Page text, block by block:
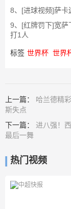
8、[进球视频]萨卡
9、[红牌罚下]宽萨
打1人
标签 世界杯 世界
上一篇： 哈兰德精
斯失点
下一篇： 进八强！
最后一舞
热门视频